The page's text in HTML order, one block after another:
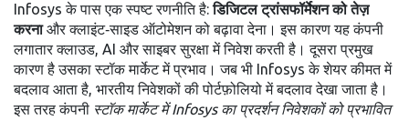
Infosys के पास एक स्पष्ट रणनीति है:डिजिटल ट्रांसफॉर्मेशन को तेज़
करनाऔर क्लाइंट‑साइड ऑटोमेशन को बढ़ावा देना। इस कारण यह कंपनी
लगातार क्लाउड, AI और साइबर सुरक्षा में निवेश करती है। दूसरा प्रमुख
कारण है उसका स्टॉक मार्केट में प्रभाव। जब भी Infosys के शेयर कीमत में
बदलाव आता है, भारतीय निवेशकों की पोर्टफ़ोलियो में बदलाव देखा जाता है।
इस तरह कंपनी स्टॉक मार्केट में Infosys का प्रदर्शन निवेशकों को प्रभावित